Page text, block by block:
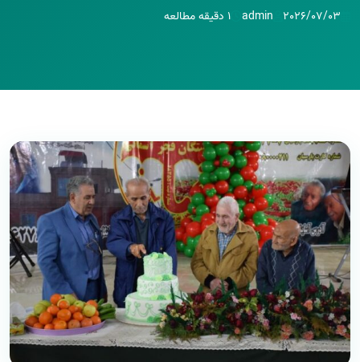
2026/07/03
admin ۱ دقیقه مطالعه